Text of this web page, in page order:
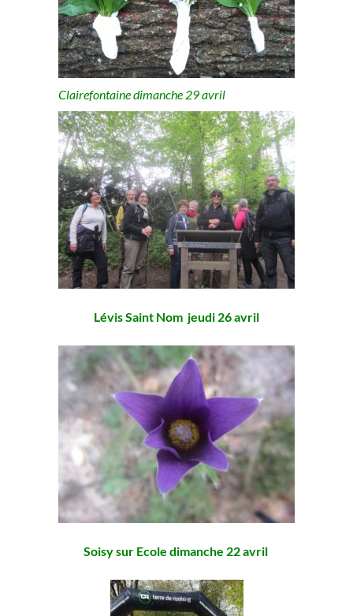
Clairefontaine dimanche 29 avril
Lévis Saint Nom jeudi 26 avril
Soisy sur Ecole dimanche 22 avril